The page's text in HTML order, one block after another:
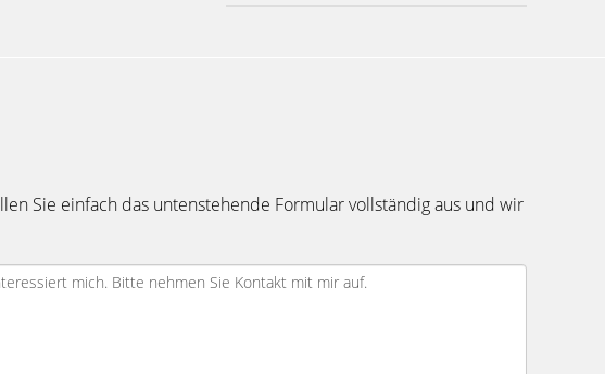
Sie einfach das untenstehende Formular vollständig aus und wir